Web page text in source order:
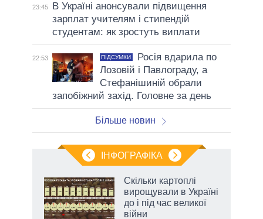
23:45
В Україні анонсували підвищення
зарплат учителям і стипендій
студентам: як зростуть виплати
22:53 ПІДСУМКИ
Росія вдарила по
Лозовій і Павлограду, а
Стефанішиній обрали
запобіжний захід. Головне за день
Більше новин
ІНФОГРАФІКА
Скільки картоплі
вирощували в Україні
до і під час великої
війни